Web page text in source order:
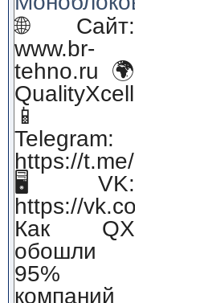
🌐 Сайт:
www.br-
tehno.ru 🌍
QualityXcellence.ru
📱
Telegram:
https://t.me/
🖥 VK:
https://vk.com/
Как QX
обошли
95%
компаний